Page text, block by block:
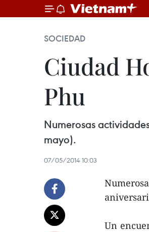
SOCIEDAD
Ciudad
Phu
Numerosas
mayo).
07/05/2014 10:03
Un